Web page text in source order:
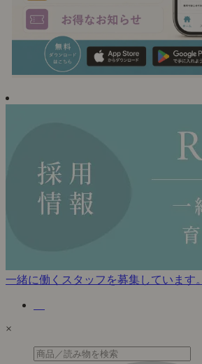
一緒に働くスタッフを募集しています。
×